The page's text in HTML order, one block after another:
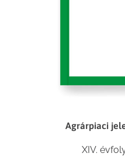
Agrárpiaci
XIV.